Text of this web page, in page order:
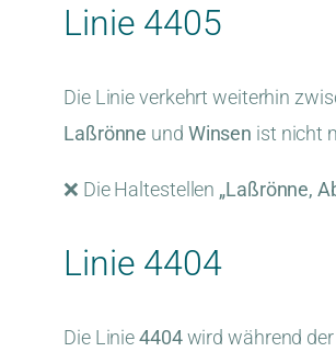
Linie 4405
Die Linie verkehrt weiterhin
Laßrönne und Winsen ist nicht
❌ Die Haltestellen „Laßrönne,
Linie 4404
Die Linie4404wird während